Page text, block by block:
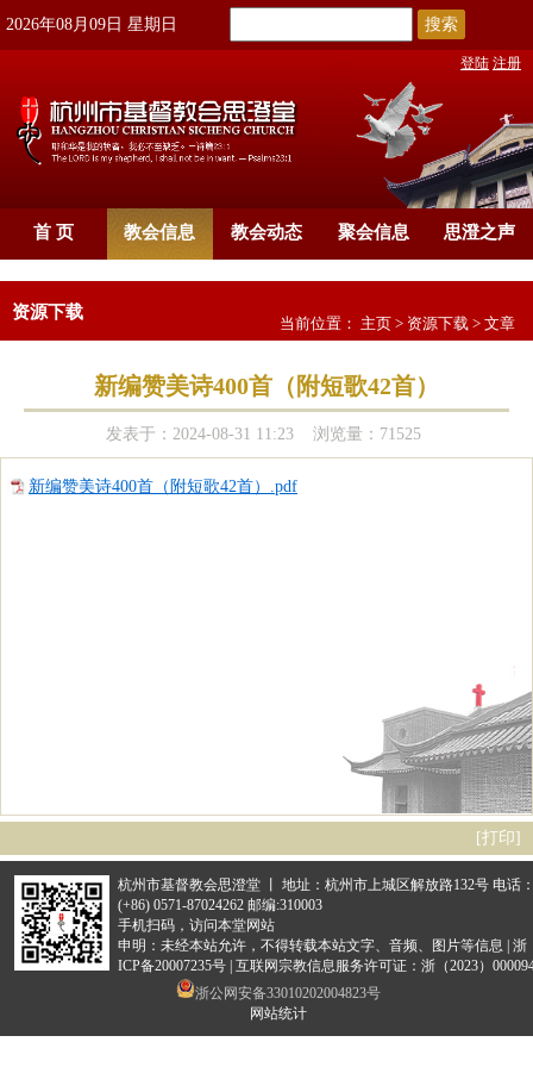
2026年08月09日 星期日 搜索
登陆 注册
首 页 教会信息 教会动态 聚会信息 思澄之声
资源下载
当前位置： 主页 > 资源下载 > 文章
新编赞美诗400首（附短歌42首）
发表于：2024-08-31 11:23 浏览量：71525
新编赞美诗400首（附短歌42首）.pdf
[打印]
杭州市基督教会思澄堂 丨 地址：杭州市上城区解放路132号 电话
(+86) 0571-87024262 邮编:310003
手机扫码，访问本堂网站
申明：未经本站允许，不得转载本站文字、音频、图片等信息 | 浙
ICP备20007235号 互联网宗教信息服务许可证：浙（2023）
浙公网安备33010202004823号
网站统计